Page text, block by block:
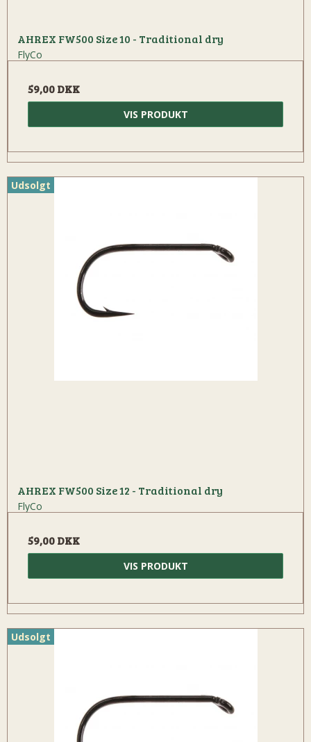
AHREX FW500 Size 10 - Traditional dry
FlyCo
59,00 DKK
VIS PRODUKT
Udsolgt
AHREX FW500 Size 12 - Traditional dry
FlyCo
59,00 DKK
VIS PRODUKT
Udsolgt